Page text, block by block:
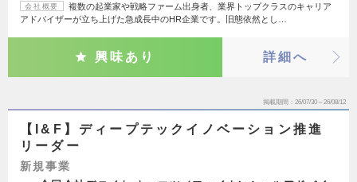
会社概要
複数の起業家や戦略ファーム出身者、業界トップクラスのキャリア
アドバイザーが立ち上げた急成長中のHR企業です。旧態依然とし…
興味あり 詳細へ
掲載期間 26/07/30～26/08/12
【I&F】ディープテックイノベーション推進
リーダー
新規事業